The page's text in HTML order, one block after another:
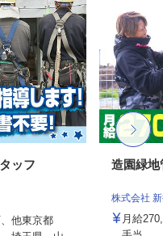
ッフ
他東京都
造園緑地
株式会社
月給